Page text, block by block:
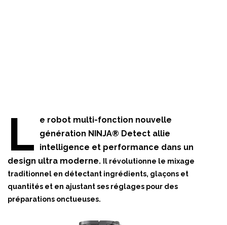
L
e robot multi-fonction nouvelle
génération NINJA® Detect allie
intelligence et performance dans un
design ultra moderne. Il révolutionne le mixage
traditionnel en détectant ingrédients, glaçons et
quantités et en ajustant ses réglages pour des
préparations onctueuses.